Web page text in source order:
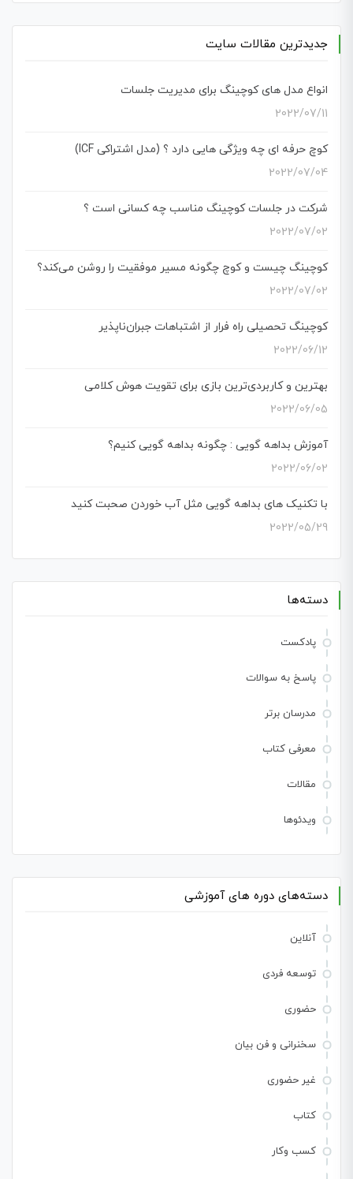
جدیدترین مقالات سایت
انواع مدل های کوچینگ برای مدیریت جلسات
2022/07/11
کوچ حرفه ای چه ویژگی هایی دارد ؟ (مدل اشتراکی ICF)
2022/07/04
شرکت در جلسات کوچینگ مناسب چه کسانی است ؟
2022/07/02
کوچینگ چیست و کوچ چگونه مسیر موفقیت را روشن می‌کند؟
2022/07/02
کوچینگ تحصیلی راه فرار از اشتباهات جبران‌ناپذیر
2022/06/12
بهترین و کاربردی‌ترین بازی برای تقویت هوش کلامی
2022/06/05
آموزش بداهه گویی : چگونه بداهه گویی کنیم؟
2022/06/02
با تکنیک های بداهه گویی مثل آب خوردن صحبت کنید
2022/05/29
دسته‌ها
پادکست
پاسخ به سوالات
مدرسان برتر
معرفی کتاب
مقالات
ویدئوها
دسته‌های دوره های آموزشی
آنلاین
توسعه فردی
حضوری
سخنرانی و فن بیان
غیر حضوری
کتاب
کسب وکار